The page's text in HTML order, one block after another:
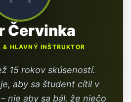
Červinka
& HLAVNÝ INŠTRUKTOR
15 rokov skúseností.
aby sa študent cítil v
nie aby sa bál, že niečo